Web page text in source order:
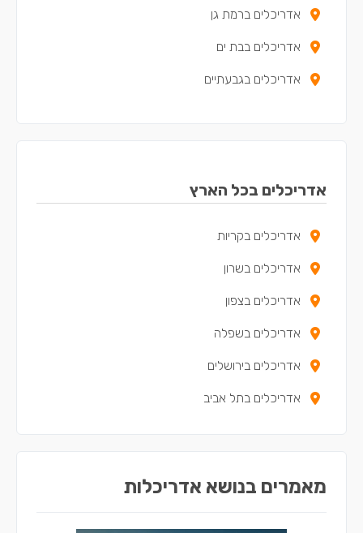
אדריכלים ברמת גן
אדריכלים בבת ים
אדריכלים בגבעתיים
אדריכלים באור יהודה
אדריכלים ביהוד
אדריכלים ביפו
אדריכלים באלעד
אדריכלים בגבעת שמואל
אדריכלים בגני תקווה
אדריכלים באזור
אדריכלים בכל הארץ
אדריכלים בקריות
אדריכלים בשרון
אדריכלים בצפון
אדריכלים בשפלה
אדריכלים בירושלים
אדריכלים בתל אביב
מאמרים בנושא אדריכלות